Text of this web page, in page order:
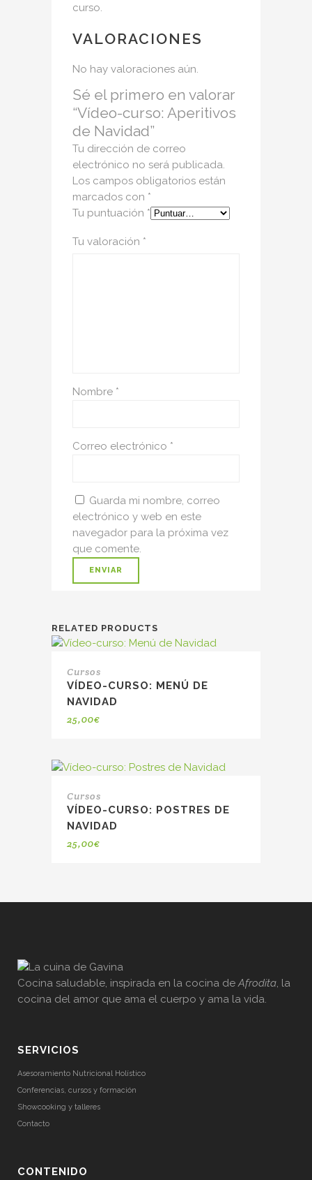
curso.
VALORACIONES
No hay valoraciones aún.
Sé el primero en valorar
“Vídeo-curso: Aperitivos
de Navidad”
Tu dirección de correo
electrónico no será publicada.
Los campos obligatorios están
marcados con *
Tu puntuación *
Tu valoración *
Nombre *
Correo electrónico *
Guarda mi nombre, correo
electrónico y web en este
navegador para la próxima vez
que comente.
RELATED PRODUCTS
Cursos
VÍDEO-CURSO: MENÚ DE
NAVIDAD
25,00€
Cursos
VÍDEO-CURSO: POSTRES DE
NAVIDAD
25,00€
Cocina saludable, inspirada en la cocina deAfrodita, la
cocina del amor que ama el cuerpo y ama la vida.
SERVICIOS
Asesoramiento Nutricional Holístico
Conferencias, cursos y formación
Showcooking y talleres
Contacto
CONTENIDO